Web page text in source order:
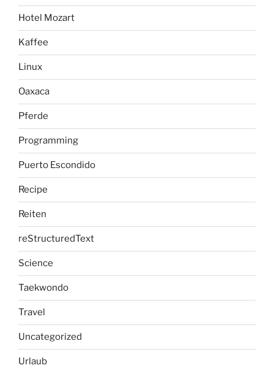
Hotel Mozart
Kaffee
Linux
Oaxaca
Pferde
Programming
Puerto Escondido
Recipe
Reiten
reStructuredText
Science
Taekwondo
Travel
Uncategorized
Urlaub